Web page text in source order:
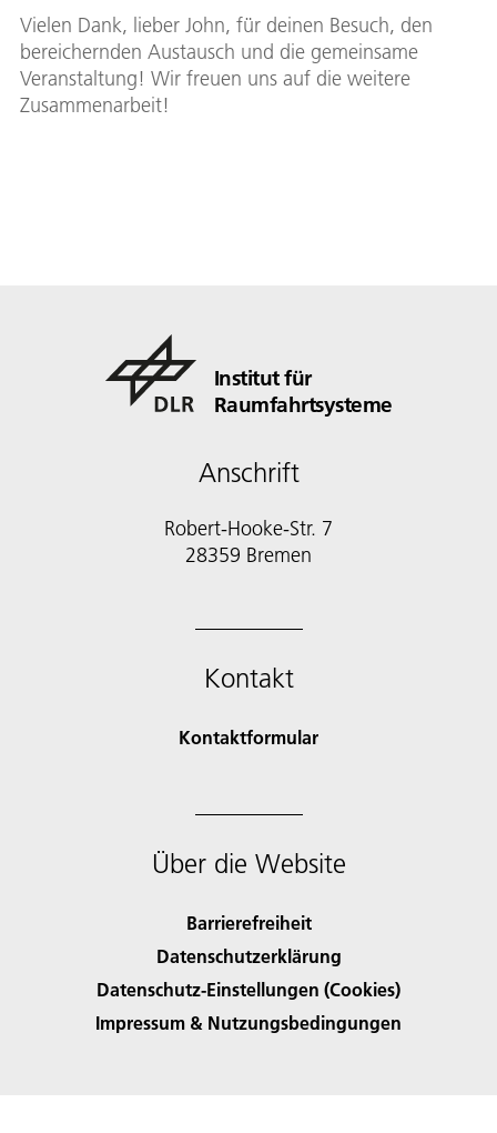
Vielen Dank, lieber John, für deinen Besuch, den
bereichernden Austausch und die gemeinsame
Veranstaltung! Wir freuen uns auf die weitere
Zusammenarbeit!
Institut für
Raumfahrtsysteme
Anschrift
Robert-Hooke-Str. 7
28359 Bremen
Kontakt
Kontaktformular
Über die Website
Barrierefreiheit
Datenschutzerklärung
Datenschutz-Einstellungen (Cookies)
Impressum & Nutzungsbedingungen